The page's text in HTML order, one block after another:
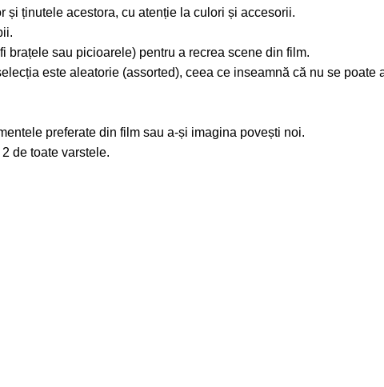
și ținutele acestora, cu atenție la culori și accesorii.
brațele sau picioarele) pentru a recrea scene din film.
este aleatorie (assorted), ceea ce inseamnă că nu se poate
preferate din film sau a-și imagina povești noi.
de toate varstele.